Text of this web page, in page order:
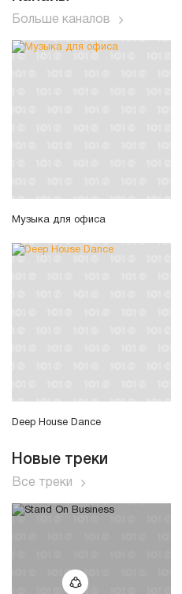
Больше каналов
Музыка для офиса
Deep House Dance
Новые треки
Все треки